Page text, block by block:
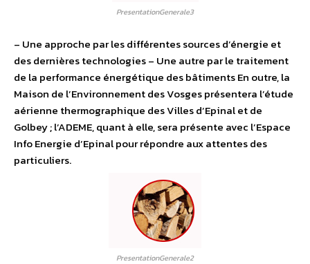
PresentationGenerale3
– Une approche par les différentes sources d’énergie et
des dernières technologies – Une autre par le traitement
de la performance énergétique des bâtiments En outre, la
Maison de l’Environnement des Vosges présentera l’étude
aérienne thermographique des Villes d’Epinal et de
Golbey ; l’ADEME, quant à elle, sera présente avec l’Espace
Info Energie d’Epinal pour répondre aux attentes des
particuliers.
PresentationGenerale2